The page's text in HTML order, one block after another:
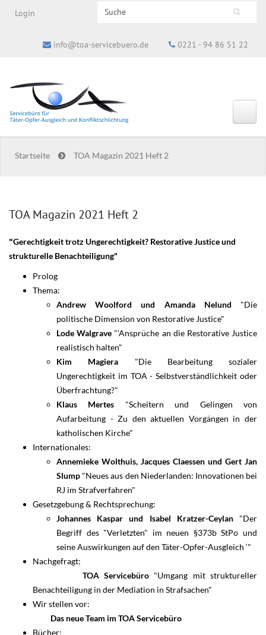
Login Suchformular
Search this site
info@toa-servicebuero.de 0221 - 94 86 51 22
Startseite TOA Magazin 2021 Heft 2
TOA Magazin 2021 Heft 2
"Gerechtigkeit trotz Ungerechtigkeit? Restorative Justice und
strukturelle Benachteiligung"
Prolog
Thema:
Andrew Woolford und Amanda Nelund "Die
politische Dimension von Restorative Justice"
Lode Walgrave "'Ansprüche an die Restorative Justice
realistisch halten"
Kim Magiera "Die Bearbeitung sozialer
Ungerechtigkeit im TOA - Selbstverständlichkeit oder
Überfrachtung?"
Klaus Mertes "Scheitern und Gelingen von
Aufarbeitung - Zu den aktuellen Vorgängen in der
katholischen Kirche"
Internationales:
Annemieke Wolthuis, Jacques Claessen und Gert Jan
Slump "Neues aus den Niederlanden: Innovationen bei
RJ im Strafverfahren"
Gesetzgebung & Rechtsprechung:
Johannes Kaspar und Isabel Kratzer-Ceylan"Der
Begriff des "Verletzten" im neuen §373b StPo und
seine Auswirkungen auf den Täter-Opfer-Ausgleich ‘"
Nachgefragt:
TOA Servicebüro "Umgang mit struktureller
Benachteiligung in der Mediation in Strafsachen"
Wir stellen vor:
Das neue Team im TOA Servicebüro
Bücher: